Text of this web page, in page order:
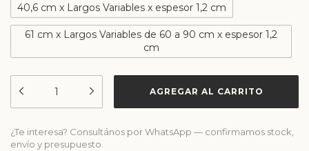
40,6 cm x Largos Variables x espesor 1,2 cm
61 cm x Largos Variables de 60 a 90 cm x espesor 1,2
cm
¿Te interesa? Consultános por WhatsApp — confirmamos stock,
envío y presupuesto.